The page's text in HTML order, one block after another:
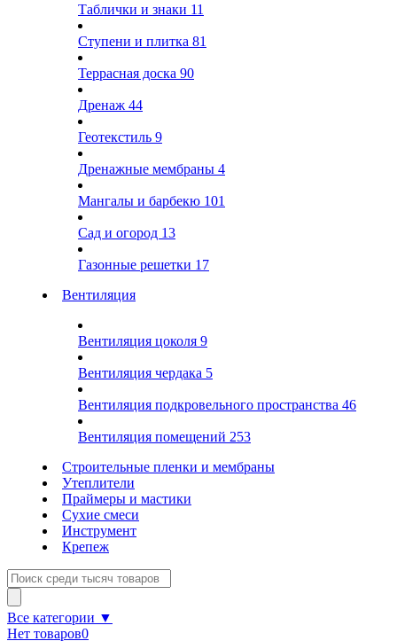
Таблички и знаки 11
Ступени и плитка 81
Террасная доска 90
Дренаж 44
Геотекстиль 9
Дренажные мембраны 4
Мангалы и барбекю 101
Сад и огород 13
Газонные решетки 17
Вентиляция
Вентиляция цоколя 9
Вентиляция чердака 5
Вентиляция подкровельного пространства 46
Вентиляция помещений 253
Строительные пленки и мембраны
Утеплители
Праймеры и мастики
Сухие смеси
Инструмент
Крепеж
Все категории ▼
Нет товаров0